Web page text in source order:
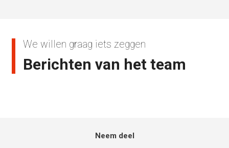
We willen graag iets zeggen
Berichten van het team
Neem deel